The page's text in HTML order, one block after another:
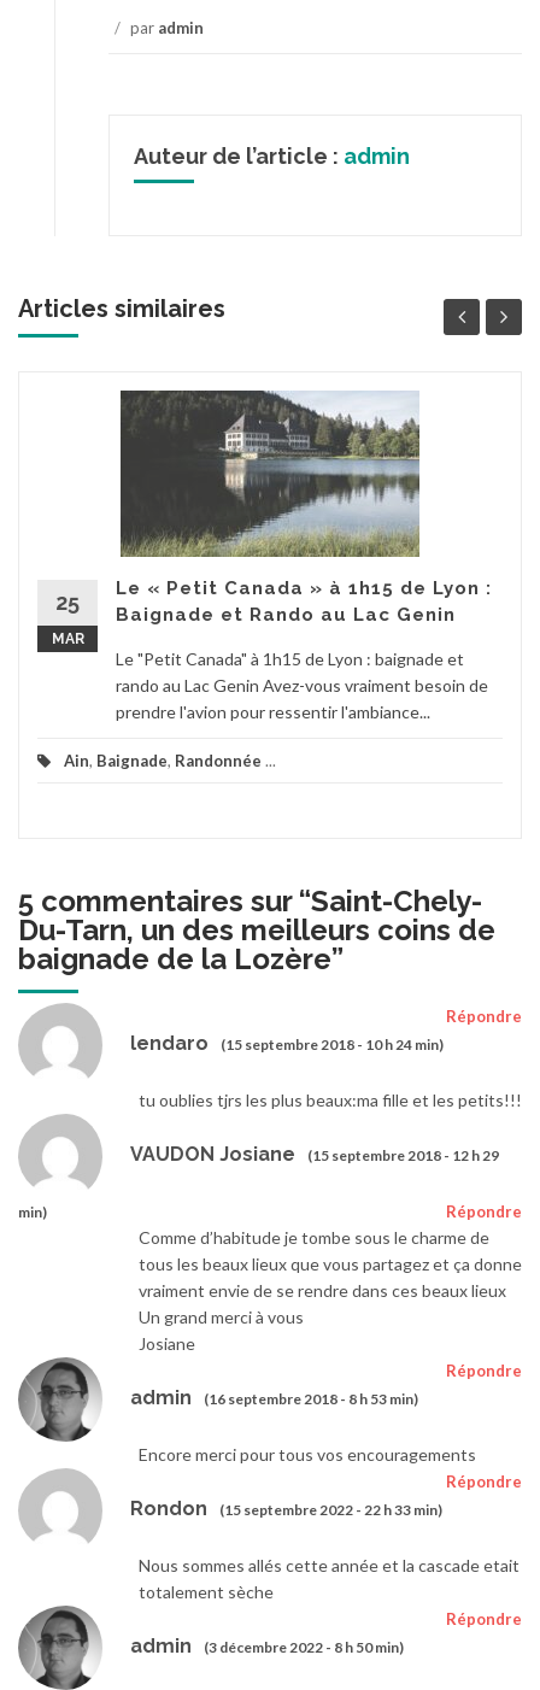
/ par admin
Auteur de l’article : admin
Articles similaires
25
MAR
Le « Petit Canada » à 1h15 de Lyon :
Baignade et Rando au Lac Genin
Le "Petit Canada" à 1h15 de Lyon : baignade et
rando au Lac Genin Avez-vous vraiment besoin de
prendre l'avion pour ressentir l'ambiance...
Ain, Baignade, Randonnée ...
5 commentaires sur “Saint-Chely-
Du-Tarn, un des meilleurs coins de
baignade de la Lozère”
lendaro (15 septembre 2018 - 10 h 24 min)
Répondre
tu oublies tjrs les plus beaux:ma fille et les petits!!!
VAUDON Josiane (15 septembre 2018 - 12 h 29
min) Répondre
Comme d’habitude je tombe sous le charme de
tous les beaux lieux que vous partagez et ça donne
vraiment envie de se rendre dans ces beaux lieux
Un grand merci à vous
Josiane
admin (16 septembre 2018 - 8 h 53 min)
Répondre
Encore merci pour tous vos encouragements
Rondon (15 septembre 2022 - 22 h 33 min)
Répondre
Nous sommes allés cette année et la cascade etait
totalement sèche
admin (3 décembre 2022 - 8 h 50 min)
Répondre